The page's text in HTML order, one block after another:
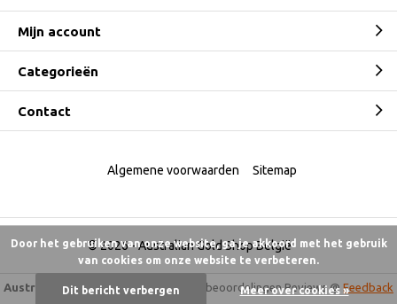
Mijn account
Categorieën
Contact
© 2026 -Australian Gold Shop België
Algemene voorwaarden Sitemap
Australian Gold Shop 9,5/10-6.175 beoordelingenReviews @ Feedback
Door het gebruiken van onze website, ga je akkoord met het gebruik
van cookies om onze website te verbeteren.
Dit bericht verbergen Meer over cookies »